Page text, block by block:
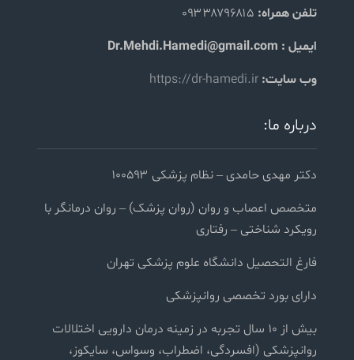
تلفن همراه: ۰۹۳۳۸۷۹۶۸۱۵
ایمیل : Dr.Mehdi.Hamedi@gmail.com
وب سایت: https://dr-hamedi.ir
درباره ما:
دکتر مهدی حامدی – نظام پزشکی ۱۰۰۵۹۳
متخصص اعصاب و روان (روان پزشک) – روان درمانگر با
رویکرد شناختی – رفتاری
فارغ التحصیل دانشگاه علوم پزشکی تهران
دارای بورد تخصصی روانپزشکی
بیش از ۱۰ سال تجربه در زمینه درمان دارویی اختلالات
روانپزشکی (افسردگی، اضطراب، وسواس، سایکوز،